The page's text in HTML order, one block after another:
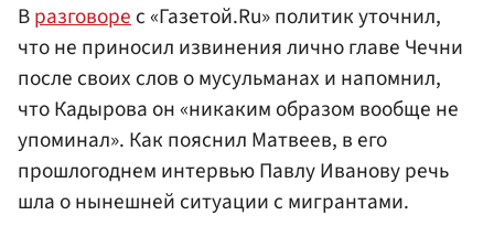
Вразговорес «Газетой.Ru» политик уточнил,
что не приносил извинения лично главе Чечни
после своих слов о мусульманах и напомнил,
что Кадырова он «никаким образом вообще не
упоминал». Как пояснил Матвеев, в его
прошлогоднем интервью Павлу Иванову речь
шла о нынешней ситуации с мигрантами.